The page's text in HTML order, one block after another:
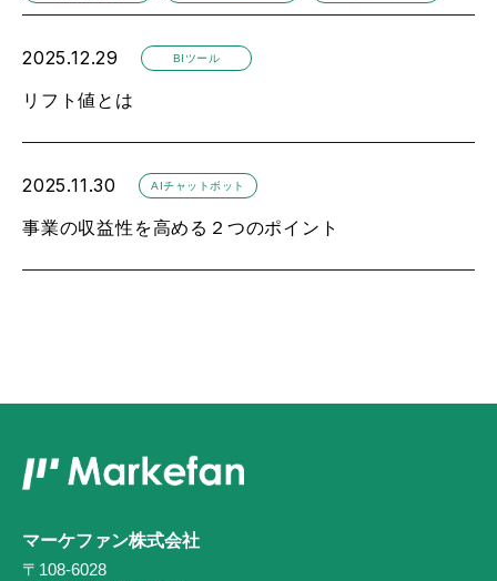
2025.12.29 BIツール
リフト値とは
2025.11.30 AIチャットボット
事業の収益性を高める２つのポイント
マーケファン株式会社
〒108-6028